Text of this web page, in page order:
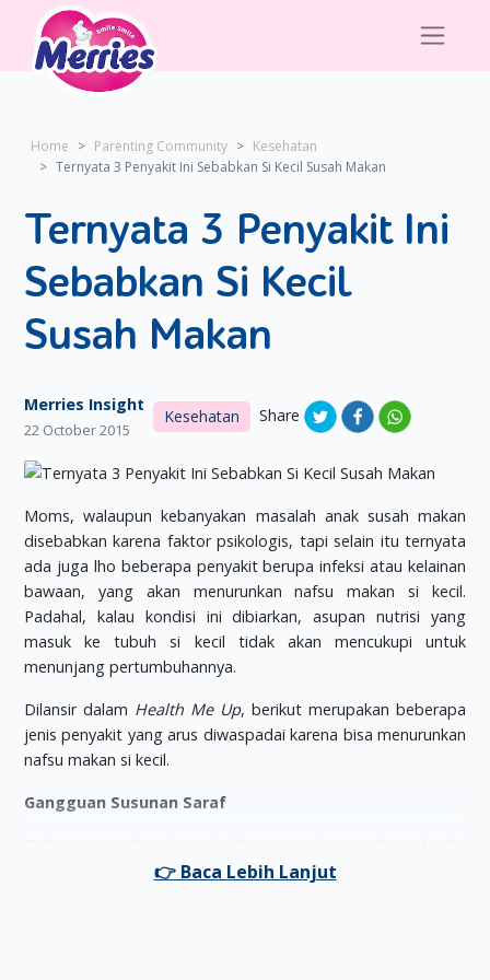
Home Parenting Community
Kesehatan
Ternyata 3 Penyakit Ini Sebabkan Si Kecil Susah Makan
Ternyata 3 Penyakit Ini
Sebabkan Si Kecil
Susah Makan
Merries Insight
22 October 2015
Kesehatan Share
Moms, walaupun kebanyakan masalah anak susah makan
disebabkan karena faktor psikologis, tapi selain itu ternyata
ada juga lho beberapa penyakit berupa infeksi atau kelainan
bawaan, yang akan menurunkan nafsu makan si kecil.
Padahal, kalau kondisi ini dibiarkan, asupan nutrisi yang
masuk ke tubuh si kecil tidak akan mencukupi untuk
menunjang pertumbuhannya.
Dilansir dalam Health Me Up, berikut merupakan beberapa
jenis penyakit yang arus diwaspadai karena bisa menurunkan
nafsu makan si kecil.
Gangguan Susunan Saraf
mengalami gangguan susunan saraf. Kondisi ini akan